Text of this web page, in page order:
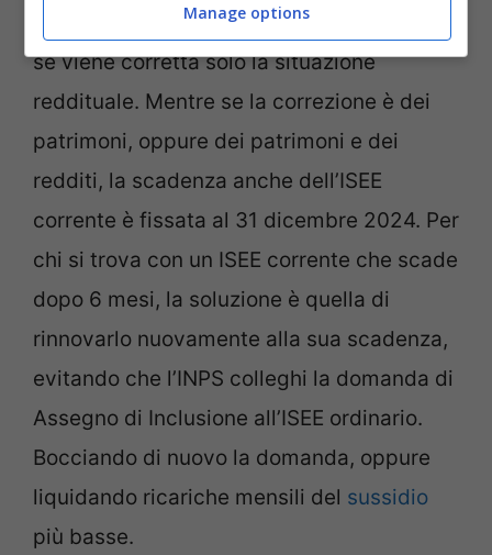
aggiornata della DSU scade dopo sei mesi
se viene corretta solo la situazione
reddituale. Mentre se la correzione è dei
patrimoni, oppure dei patrimoni e dei
redditi, la scadenza anche dell’ISEE
corrente è fissata al 31 dicembre 2024. Per
chi si trova con un ISEE corrente che scade
dopo 6 mesi, la soluzione è quella di
rinnovarlo nuovamente alla sua scadenza,
evitando che l’INPS colleghi la domanda di
Assegno di Inclusione all’ISEE ordinario.
Bocciando di nuovo la domanda, oppure
liquidando ricariche mensili del sussidio
più basse.
Manage options